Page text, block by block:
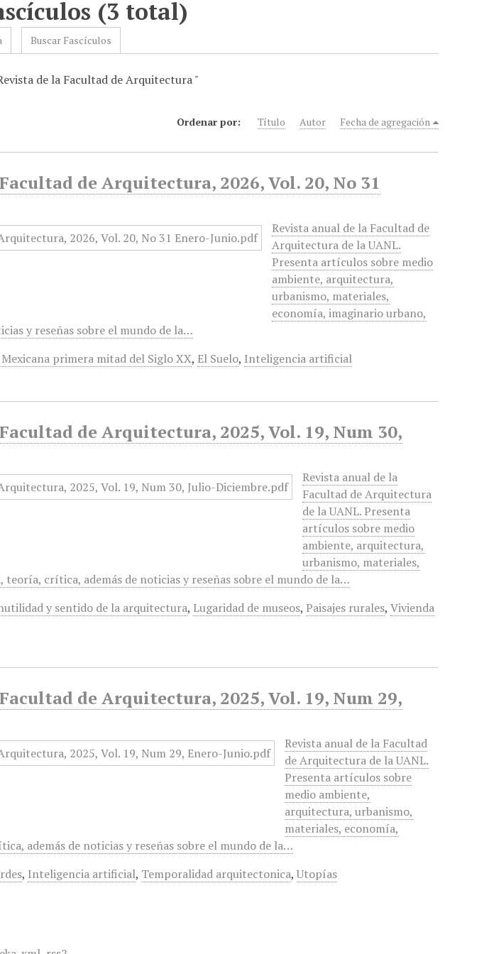
(3 total)
Buscar Fascículos
de la Facultad de Arquitectura "
Ordenar por: Título Autor Fecha de agregación
de Arquitectura, 2026, Vol. 20, No 31
Revista anual de la Facultad de
Arquitectura de la UANL.
Presenta artículos sobre medio
ambiente, arquitectura,
urbanismo, materiales,
economía, imaginario urbano,
y reseñas sobre el mundo de la…
primera mitad del Siglo XX, El Suelo, Inteligencia artificial
de Arquitectura, 2025, Vol. 19, Num 30,
Revista anual de la
Facultad de Arquitectura
de la UANL. Presenta
artículos sobre medio
ambiente, arquitectura,
urbanismo, materiales,
crítica, además de noticias y reseñas sobre el mundo de la…
y sentido de la arquitectura, Lugaridad de museos, Paisajes rurales,Vivienda
de Arquitectura, 2025, Vol. 19, Num 29,
Revista anual de la Facultad
de Arquitectura de la UANL.
Presenta artículos sobre
medio ambiente,
arquitectura, urbanismo,
materiales, economía,
además de noticias y reseñas sobre el mundo de la…
, Inteligencia artificial, Temporalidad arquitectonica,Utopías